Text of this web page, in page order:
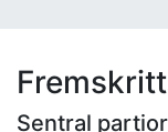
Sentral